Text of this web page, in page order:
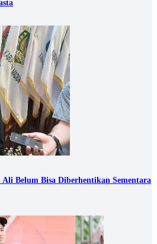
Belum Bisa Diberhentikan Sementara